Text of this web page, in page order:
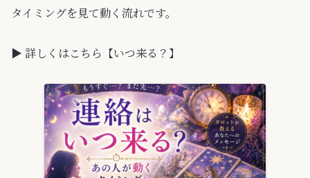
タイミングを見て動く流れです。
▶ 詳しくはこちら【いつ来る？】